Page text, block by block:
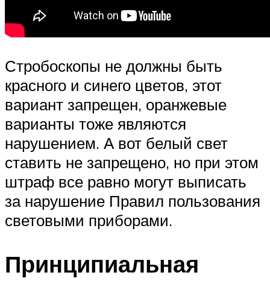
Стробоскопы не должны быть
красного и синего цветов, этот
вариант запрещен, оранжевые
варианты тоже являются
нарушением. А вот белый свет
ставить не запрещено, но при этом
штраф все равно могут выписать
за нарушение Правил пользования
световыми приборами.
Принципиальная